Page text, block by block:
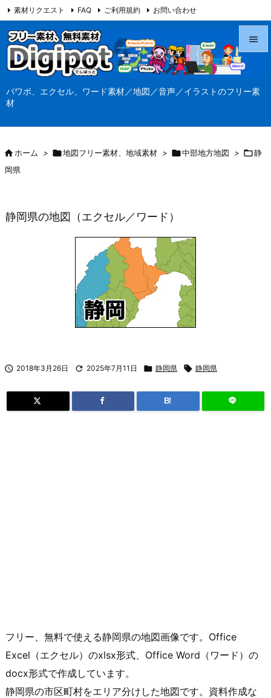
パワポ、エクセル、ワード素材／地図／音声／イラストのフリー素
材




素材リクエスト FAQ ご利用規約 お問い合わせ
当サイト（Digipot.net）について
ホーム > 地図フリー素材、地域素材 > 中部地方地図 > 静
岡県
静岡県の地図（エクセル／ワード）
 2018年3月26日  2025年7月11日  静岡県  静岡県
B!
フリー、無料で使える静岡県の地図画像です。Office
Excel（エクセル）のxlsx形式、Office Word（ワード）の
docx形式で作成しています。
静岡県の市区町村をエリア分けした地図です。資料作成な